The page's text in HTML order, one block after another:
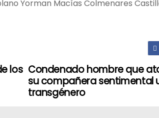
Yorman Macías Colmenares
Condenado hombre que
su compañera sentimental
transgénero
los